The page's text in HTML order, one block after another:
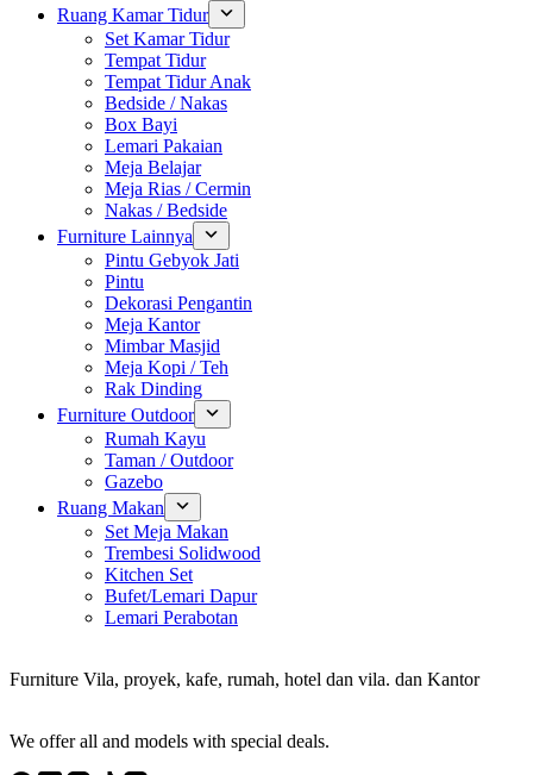
Ruang Kamar Tidur
Set Kamar Tidur
Tempat Tidur
Tempat Tidur Anak
Bedside / Nakas
Box Bayi
Lemari Pakaian
Meja Belajar
Meja Rias / Cermin
Nakas / Bedside
Furniture Lainnya
Pintu Gebyok Jati
Pintu
Dekorasi Pengantin
Meja Kantor
Mimbar Masjid
Meja Kopi / Teh
Rak Dinding
Furniture Outdoor
Rumah Kayu
Taman / Outdoor
Gazebo
Ruang Makan
Set Meja Makan
Trembesi Solidwood
Kitchen Set
Bufet/Lemari Dapur
Lemari Perabotan
Furniture Vila, proyek, kafe, rumah, hotel dan vila. dan Kantor
We offer all and models with special deals.